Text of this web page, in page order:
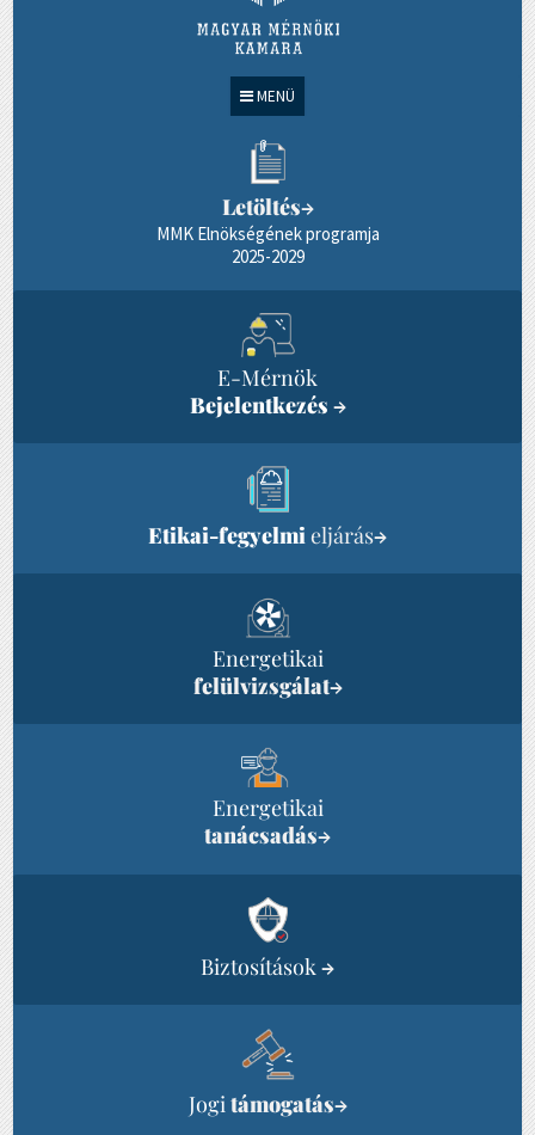
MENÜ
Letöltés→
MMK Elnökségének programja
2025-2029
E-Mérnök
Bejelentkezés →
Etikai-fegyelmieljárás→
Energetikai
felülvizsgálat→
Energetikai
tanácsadás→
Biztosítások →
Jogitámogatás→